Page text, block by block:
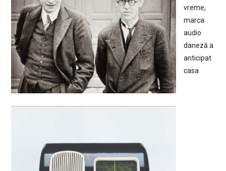
vreme,
marca
audio
daneză a
anticipat
casa